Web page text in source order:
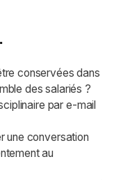
conservées dans
des salariés ?
par e-mail
une conversation
au